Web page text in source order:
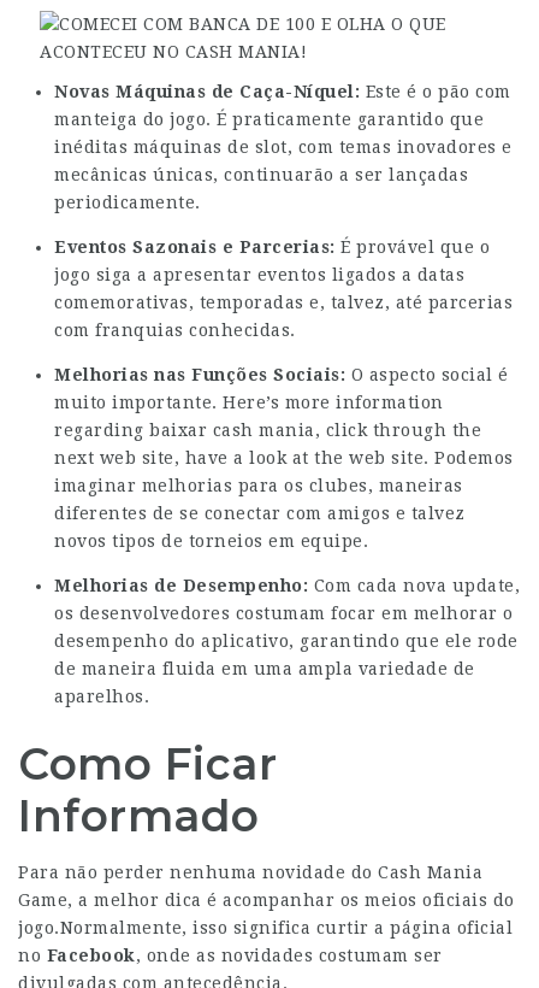
Novas Máquinas de Caça-Níquel: Este é o pão com
manteiga do jogo. É praticamente garantido que
inéditas máquinas de slot, com temas inovadores e
mecânicas únicas, continuarão a ser lançadas
periodicamente.
Eventos Sazonais e Parcerias: É provável que o
jogo siga a apresentar eventos ligados a datas
comemorativas, temporadas e, talvez, até parcerias
com franquias conhecidas.
Melhorias nas Funções Sociais: O aspecto social é
muito importante. Here’s more information
regarding baixar cash mania, click through the
next web site, have a look at the web site. Podemos
imaginar melhorias para os clubes, maneiras
diferentes de se conectar com amigos e talvez
novos tipos de torneios em equipe.
Melhorias de Desempenho: Com cada nova update,
os desenvolvedores costumam focar em melhorar o
desempenho do aplicativo, garantindo que ele rode
de maneira fluida em uma ampla variedade de
aparelhos.
Como Ficar
Informado
Para não perder nenhuma novidade do Cash Mania
Game, a melhor dica é acompanhar os meios oficiais do
jogo.Normalmente, isso significa curtir a página oficial
no Facebook, onde as novidades costumam ser
divulgadas com antecedência.